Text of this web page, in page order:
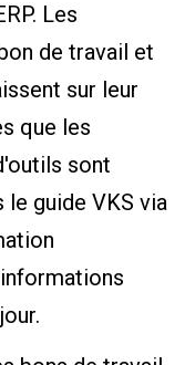
Les
de travail et
sur leur
que les
sont
guide VKS via